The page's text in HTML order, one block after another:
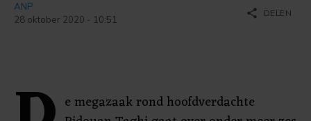
ANP
28 oktober 2020 - 10:51
share DELEN
e megazaak rond hoofdverdachte